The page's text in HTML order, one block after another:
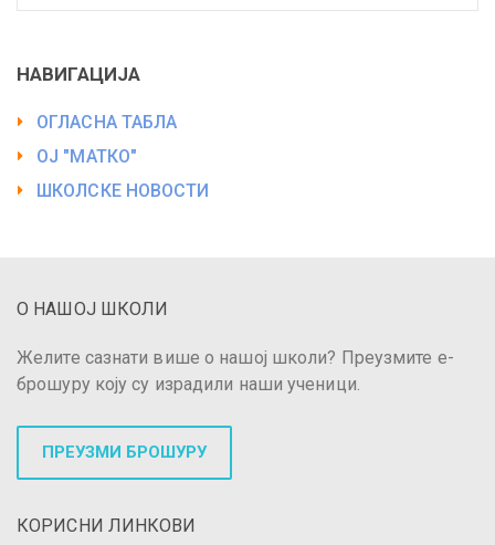
НАВИГАЦИЈА
ОГЛАСНА ТАБЛА
ОЈ "МАТКО"
ШКОЛСКЕ НОВОСТИ
О НАШОЈ ШКОЛИ
Желите сазнати више о нашој школи? Преузмите е-
брошуру коју су израдили наши ученици.
ПРЕУЗМИ БРОШУРУ
КОРИСНИ ЛИНКОВИ